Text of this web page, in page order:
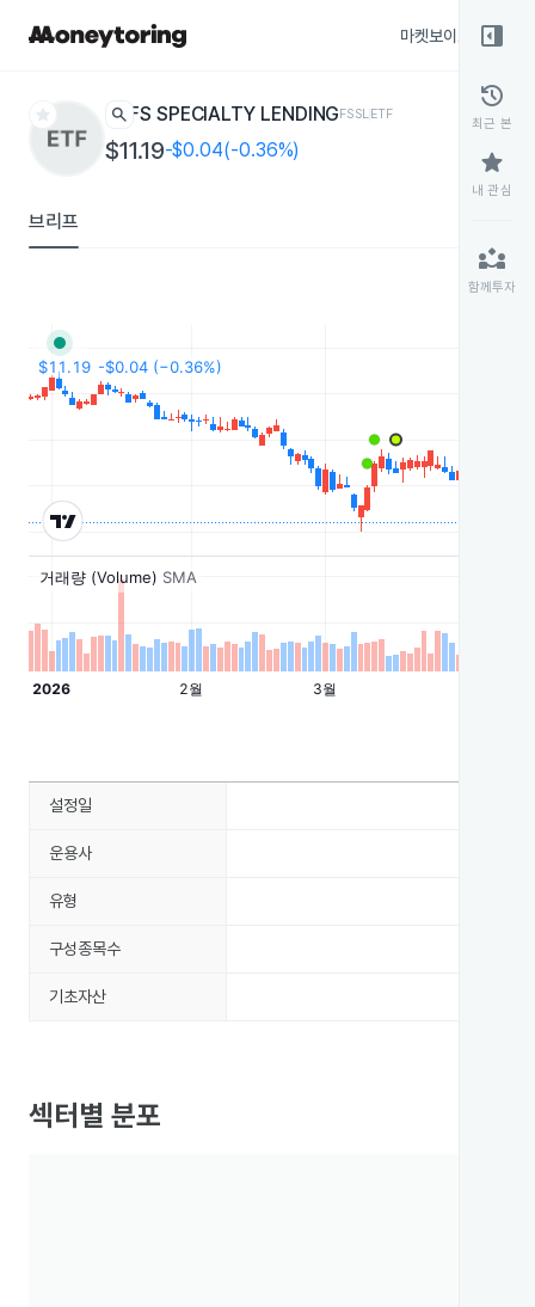
마켓보이스
star search FS SPECIALTY LENDINGFSSLETF
$11.19-$0.04(-0.36%)
브리프
right_panel_open
history
최근 본
star
내 관심
partner_exchange
함께투자